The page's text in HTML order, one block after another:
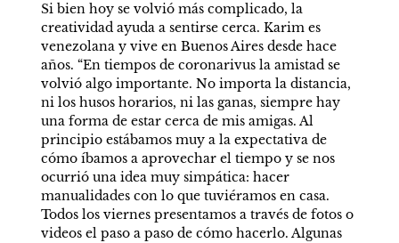
Si bien hoy se volvió más complicado, la
creatividad ayuda a sentirse cerca. Karim es
venezolana y vive en Buenos Aires desde hace
años. “En tiempos de coronarivus la amistad se
volvió algo importante. No importa la distancia,
ni los husos horarios, ni las ganas, siempre hay
una forma de estar cerca de mis amigas. Al
principio estábamos muy a la expectativa de
cómo íbamos a aprovechar el tiempo y se nos
ocurrió una idea muy simpática: hacer
manualidades con lo que tuviéramos en casa.
Todos los viernes presentamos a través de fotos o
videos el paso a paso de cómo hacerlo. Algunas